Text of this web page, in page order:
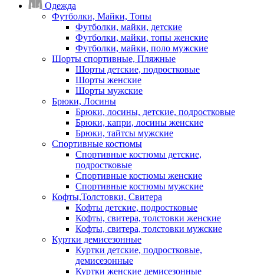
Одежда
Футболки, Майки, Топы
Футболки, майки, детские
Футболки, майки, топы женские
Футболки, майки, поло мужские
Шорты спортивные, Пляжные
Шорты детские, подростковые
Шорты женские
Шорты мужские
Брюки, Лосины
Брюки, лосины, детские, подростковые
Брюки, капри, лосины женские
Брюки, тайтсы мужские
Спортивные костюмы
Спортивные костюмы детские,
подростковые
Спортивные костюмы женские
Спортивные костюмы мужские
Кофты,Толстовки, Свитера
Кофты детские, подростковые
Кофты, свитера, толстовки женские
Кофты, свитера, толстовки мужские
Куртки демисезонные
Куртки детские, подростковые,
демисезонные
Куртки женские демисезонные